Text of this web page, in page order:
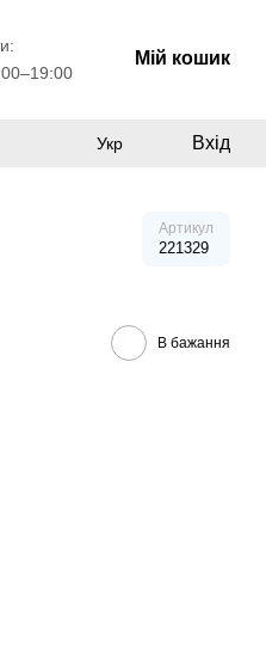
Мій кошик
Укр Вхід
Артикул
221329
В бажання